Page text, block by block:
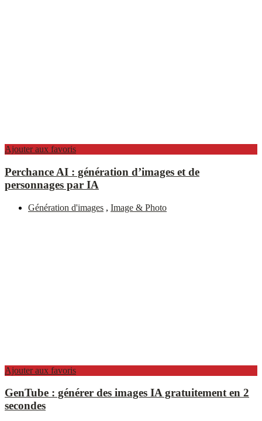
Ajouter aux favoris
Perchance AI : génération d’images et de
personnages par IA
Génération d'images , Image & Photo
Ajouter aux favoris
GenTube : générer des images IA gratuitement en 2
secondes